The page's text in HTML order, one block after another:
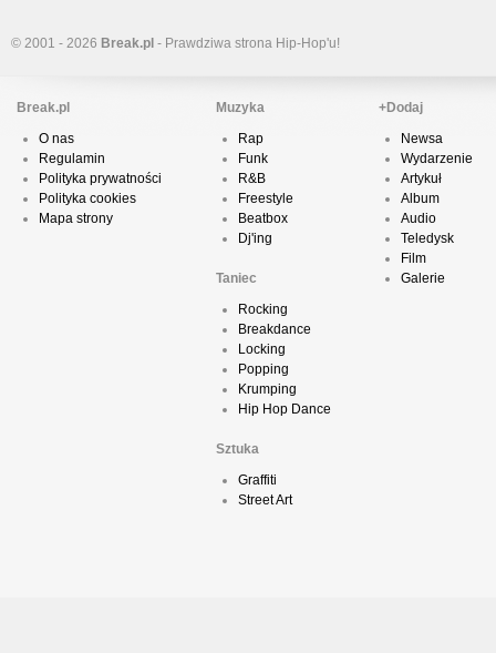
© 2001 - 2026 Break.pl - Prawdziwa strona Hip-Hop'u!
Break.pl
O nas
Regulamin
Polityka prywatności
Polityka cookies
Mapa strony
Muzyka
Rap
Funk
R&B
Freestyle
Beatbox
Dj'ing
Taniec
Rocking
Breakdance
Locking
Popping
Krumping
Hip Hop Dance
Sztuka
Graffiti
Street Art
+Dodaj
Newsa
Wydarzenie
Artykuł
Album
Audio
Teledysk
Film
Galerie